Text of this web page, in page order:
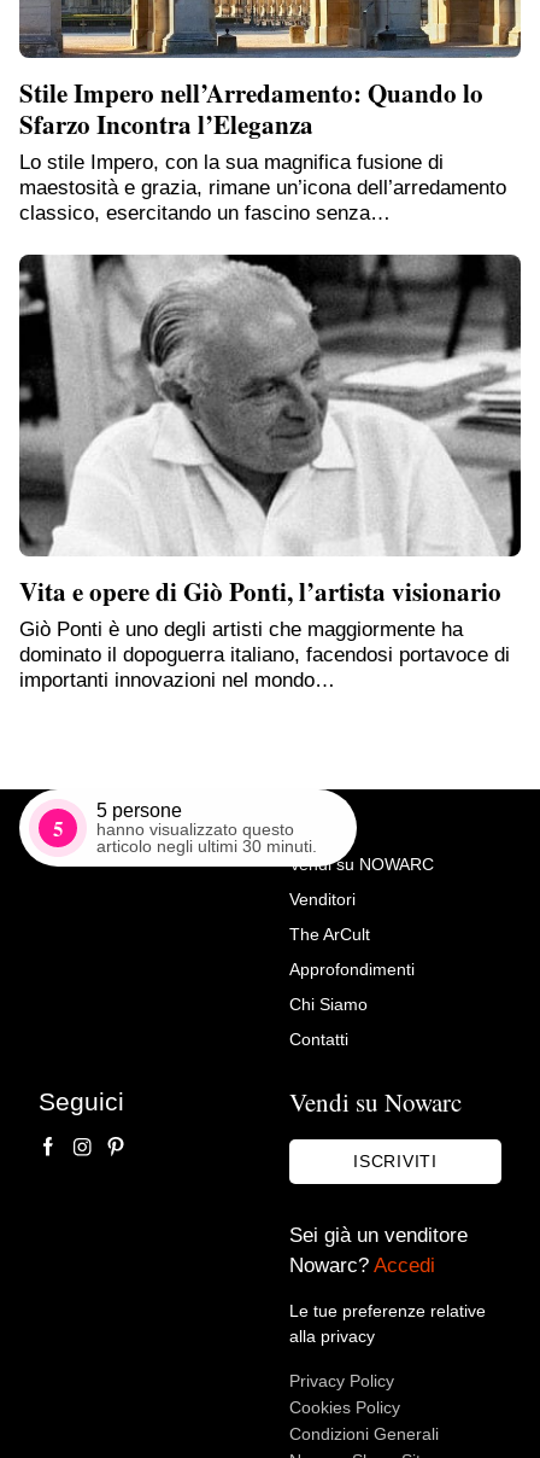
Stile Impero nell’Arredamento: Quando lo
Sfarzo Incontra l’Eleganza
Lo stile Impero, con la sua magnifica fusione di
maestosità e grazia, rimane un’icona dell’arredamento
classico, esercitando un fascino senza…
Vita e opere di Giò Ponti, l’artista visionario
Giò Ponti è uno degli artisti che maggiormente ha
dominato il dopoguerra italiano, facendosi portavoce di
importanti innovazioni nel mondo…
5
5 persone
hanno visualizzato questo
articolo negli ultimi 30 minuti.
Richiedi Maggiori Info su
Madonna del silenzio, Scuola
di Annibale Carracci (Bologna
1560 – Roma 1609)
Voglio rimanere aggiornato sulle ultime novità.
Vendi su NOWARC
Venditori
The ArCult
Approfondimenti
Chi Siamo
Contatti
Seguici Vendi su Nowarc
ISCRIVITI
Sei già un venditore
Nowarc? Accedi
Le tue preferenze relative
alla privacy
Privacy Policy
Cookies Policy
Condizioni Generali